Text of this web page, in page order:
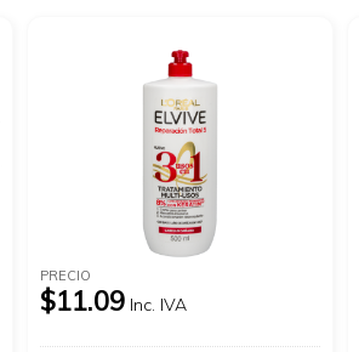
PRECIO
$11.09 Inc. IVA